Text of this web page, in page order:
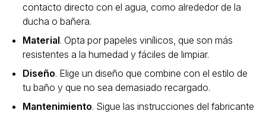
contacto directo con el agua, como alrededor de la
ducha o bañera.
Material. Opta por papeles vinílicos, que son más
resistentes a la humedad y fáciles de limpiar.
Diseño. Elige un diseño que combine con el estilo de
tu baño y que no sea demasiado recargado.
Mantenimiento. Sigue las instrucciones del fabricante